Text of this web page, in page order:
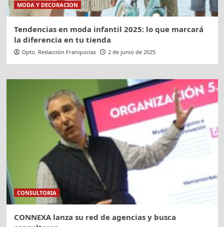
MODA Y DECORACION
Tendencias en moda infantil 2025: lo que marcará
la diferencia en tu tienda
Dpto. Redacción Franquicias 2 de junio de 2025
CONSULTORIA
CONNEXA lanza su red de agencias y busca